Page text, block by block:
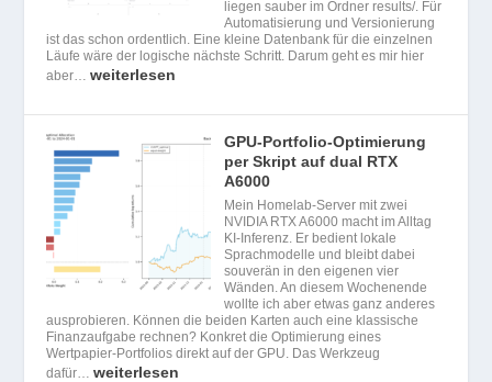
liegen sauber im Ordner results/. Für
Automatisierung und Versionierung
ist das schon ordentlich. Eine kleine Datenbank für die einzelnen
Läufe wäre der logische nächste Schritt. Darum geht es mir hier
aber…weiterlesen
GPU-Portfolio-Optimierung
per Skript auf dual RTX
A6000
Mein Homelab-Server mit zwei
NVIDIA RTX A6000 macht im Alltag
KI-Inferenz. Er bedient lokale
Sprachmodelle und bleibt dabei
souverän in den eigenen vier
Wänden. An diesem Wochenende
wollte ich aber etwas ganz anderes
ausprobieren. Können die beiden Karten auch eine klassische
Finanzaufgabe rechnen? Konkret die Optimierung eines
Wertpapier-Portfolios direkt auf der GPU. Das Werkzeug
dafür…weiterlesen